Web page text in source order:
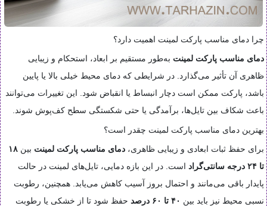
چرا دمای مناسب پارکت لمینت اهمیت دارد؟
دمای مناسب پارکت لمینت به‌طور مستقیم بر ابعاد، استحکام و زیبایی
ظاهری آن تأثیر می‌گذارد. در شرایطی که دمای محیط خیلی بالا یا پایین
باشد، پارکت ممکن است دچار انبساط یا انقباض شود. این تغییرات می‌توانند
باعث شکاف بین تایل‌ها، برآمدگی یا حتی شکستگی سطح کف‌پوش شوند.
بهترین دمای مناسب پارکت لمینت چقدر است؟
برای حفظ ثبات ابعادی و زیبایی ظاهری، دمای مناسب پارکت لمینت بین ۱۸
تا ۲۴ درجه سانتی‌گراد
است. در این بازه دمایی، تایل‌های لمینت در حالت
پایدار باقی می‌مانند و احتمال بروز آسیب کاهش می‌یابد. همچنین، رطوبت
نسبی محیط نیز باید بین ۴۰ تا ۶۰ درصد
حفظ شود تا از خشکی یا رطوبت